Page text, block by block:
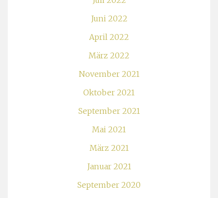
Juni 2022
April 2022
März 2022
November 2021
Oktober 2021
September 2021
Mai 2021
März 2021
Januar 2021
September 2020